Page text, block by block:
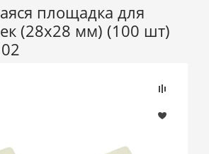
площадка для
(28x28 мм) (100 шт)